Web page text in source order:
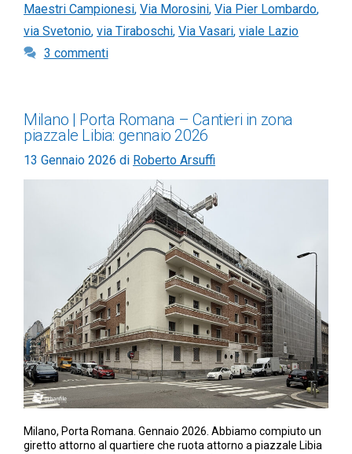
Maestri Campionesi, Via Morosini, Via Pier Lombardo,
via Svetonio, via Tiraboschi, Via Vasari, viale Lazio
3 commenti
Milano | Porta Romana – Cantieri in zona
piazzale Libia: gennaio 2026
13 Gennaio 2026 di Roberto Arsuffi
Milano, Porta Romana. Gennaio 2026. Abbiamo compiuto un
giretto attorno al quartiere che ruota attorno a piazzale Libia